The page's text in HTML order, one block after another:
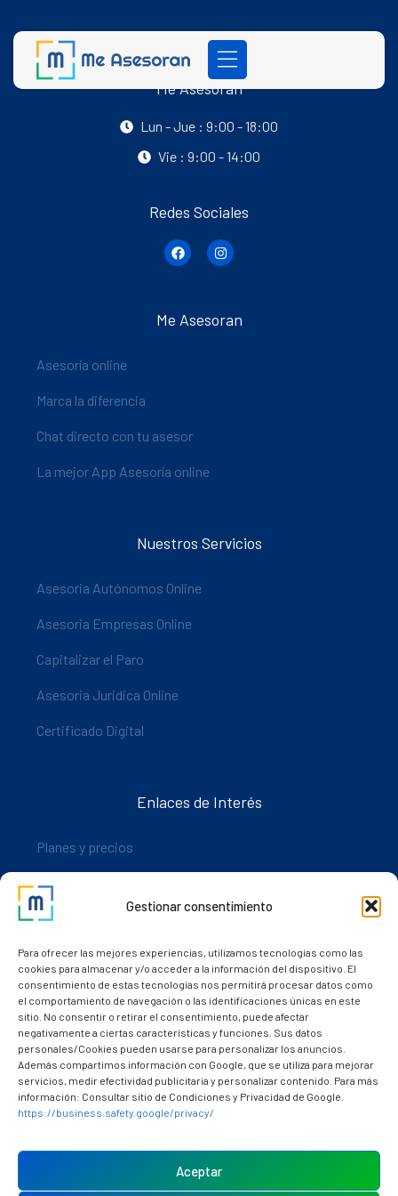
Gestionar consentimiento
Para ofrecer las mejores experiencias, utilizamos tecnologías como las
cookies para almacenar y/o acceder a la información del dispositivo. El
consentimiento de estas tecnologías nos permitirá procesar datos como
el comportamiento de navegación o las identificaciones únicas en este
sitio. No consentir o retirar el consentimiento, puede afectar
negativamente a ciertas características y funciones. Sus datos
personales/Cookies pueden usarse para personalizar los anuncios.
Además compartimos información con Google, que se utiliza para mejorar
servicios, medir efectividad publicitaria y personalizar contenido. Para más
información: Consultar sitio de Condiciones y Privacidad de Google.
https://business.safety.google/privacy/
Aceptar
Me Asesoran
Lun - Jue : 9:00 - 18:00
Vie : 9:00 - 14:00
Redes Sociales
Me Asesoran
Asesoría online
Marca la diferencia
Chat directo con tu asesor
La mejor App Asesoría online
Nuestros Servicios
Asesoria Autónomos Online
Asesoria Empresas Online
Capitalizar el Paro
Asesoria Juridica Online
Certificado Digital
Enlaces de Interés
Planes y precios
Descarga nuestra app
Nuestros clientes
Dudas y consultas
Política de cookies (UE)